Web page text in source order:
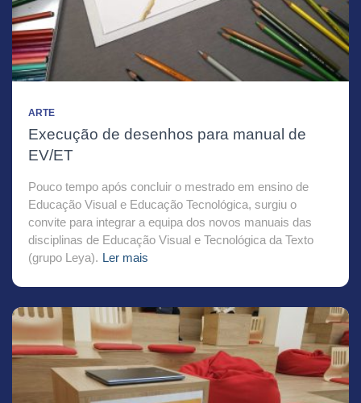
ARTE
Execução de desenhos para manual de
EV/ET
Pouco tempo após concluir o mestrado em ensino de
Educação Visual e Educação Tecnológica, surgiu o
convite para integrar a equipa dos novos manuais das
disciplinas de Educação Visual e Tecnológica da Texto
(grupo Leya). Ler mais